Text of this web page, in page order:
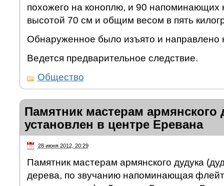
похожего на коноплю, и 90 напоминающих
высотой 70 см и общим весом в пять
Обнаруженное было изъято и направлено
Ведется предварительное следствие.
Общество
Памятник мастерам армянского
установлен в центре Еревана
28 июня 2012, 20:29
Памятник мастерам армянского дудука
дерева, по звучанию напоминающая